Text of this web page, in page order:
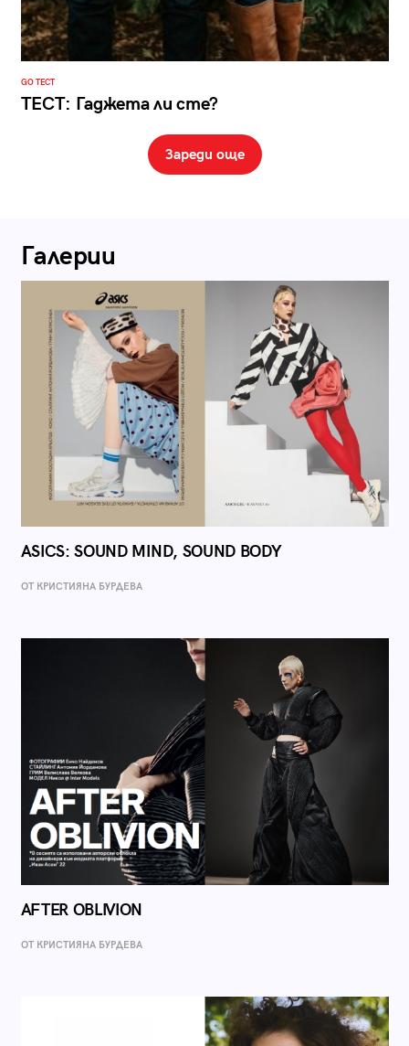
GO ТЕСТ
ТЕСТ: Гаджета ли сте?
Зареди още
Галерии
ASICS: SOUND MIND, SOUND BODY
ОТ КРИСТИЯНА БУРДЕВА
AFTER OBLIVION
ОТ КРИСТИЯНА БУРДЕВА